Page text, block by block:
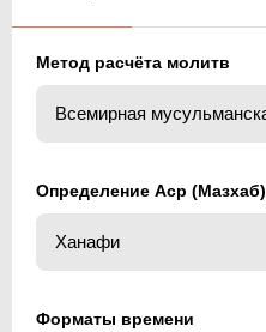
Метод расчёта молитв
Определение Аср (Мазхаб)
Форматы времени